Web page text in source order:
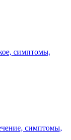
симптомы,
симптомы,